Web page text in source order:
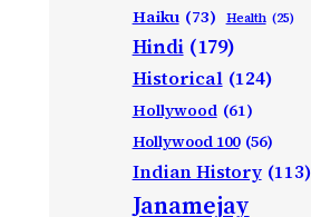
Haiku (73) Health (25)
Hindi (179)
Historical (124)
Hollywood (61)
Hollywood 100 (56)
Indian History (113)
Janamejay